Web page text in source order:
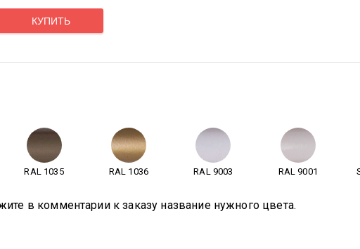
КУПИТЬ
RAL 1035 RAL 1036 RAL 9003 RAL 9001
в комментарии к заказу название нужного цвета.